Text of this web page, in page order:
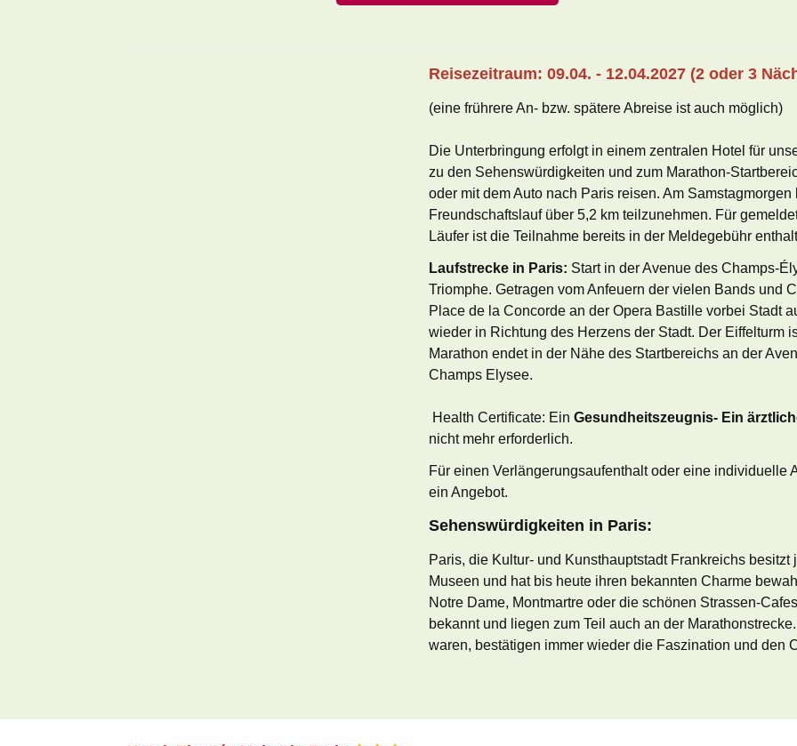
Reisezeitraum: 09.04. - 12.04.2027 (2 oder 3
(eine frührere An- bzw. spätere Abreise ist auch möglich)
Die Unterbringung erfolgt in einem zentralen Hotel für
zu den Sehenswürdigkeiten und zum Marathon-
oder mit dem Auto nach Paris reisen. Am
Freundschaftslauf über 5,2 km teilzunehmen. Für
Läufer ist die Teilnahme bereits in der Meldegebühr
Laufstrecke in Paris: Start in der Avenue des Champs-
Triomphe. Getragen vom Anfeuern der vielen Bands und
Place de la Concorde an der Opera Bastille vorbei Stadt
wieder in Richtung des Herzens der Stadt. Der Eiffelturm
Marathon endet in der Nähe des Startbereichs an der
Champs Elysee.
Health Certificate: Ein Gesundheitszeugnis- Ein
nicht mehr erforderlich.
Für einen Verlängerungsaufenthalt oder eine individuelle
ein Angebot.
Sehenswürdigkeiten in Paris:
Paris, die Kultur- und Kunsthauptstadt Frankreichs
Museen und hat bis heute ihren bekannten Charme
Notre Dame, Montmartre oder die schönen Strassen-
bekannt und liegen zum Teil auch an der
waren, bestätigen immer wieder die Faszination und den